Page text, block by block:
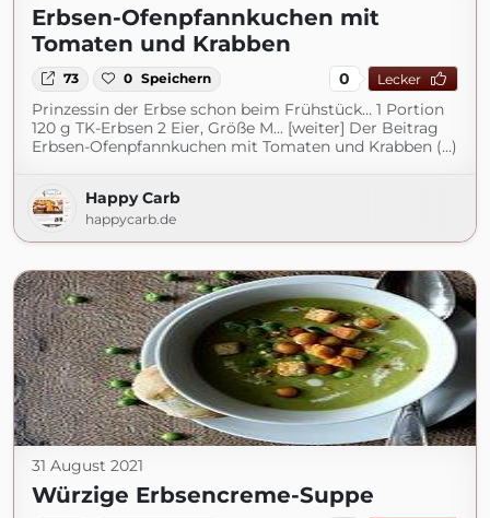
Erbsen-Ofenpfannkuchen mit
Tomaten und Krabben
73 0 Speichern 0 Lecker
Prinzessin der Erbse schon beim Frühstück… 1 Portion
120 g TK-Erbsen 2 Eier, Größe M... [weiter] Der Beitrag
Erbsen-Ofenpfannkuchen mit Tomaten und Krabben (...)
Happy Carb
happycarb.de
31 August 2021
Würzige Erbsencreme-Suppe